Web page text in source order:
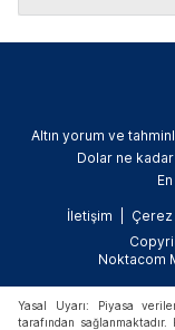
Altın yorum ve
Dolar ne
İletişim Çerez
Noktacom
Yasal Uyarı: Piyasa
tarafından